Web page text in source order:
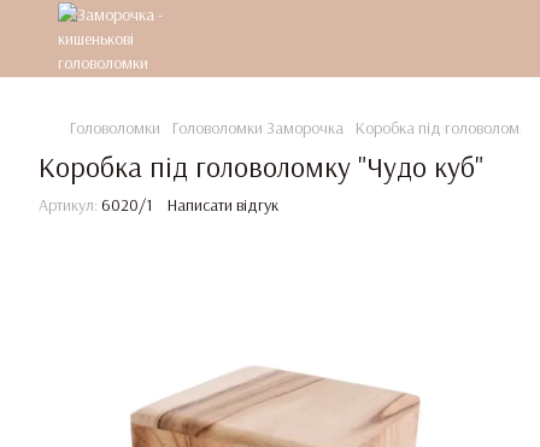
Головоломки Головоломки Заморочка Коробка під
Коробка під головоломку "Чудо куб"
Артикул: 6020/1 Написати відгук